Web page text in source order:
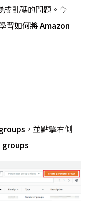
成亂碼的問題。今
習如何將 Amazon
，並點擊右側